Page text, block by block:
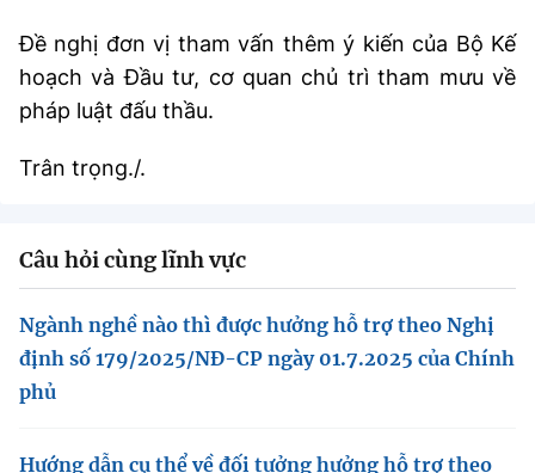
Chọn ngôn ngữ
Vietnamese
MINISTRY OF SCIENCE AND TECHNOLOGY
Cơ quan chủ quản: Bộ Khoa học và Công nghệ (MST)
Liên hệ
Đề nghị đơn vị tham vấn thêm ý kiến của Bộ Kế
hoạch và Đầu tư, cơ quan chủ trì tham mưu về
pháp luật đấu thầu.
Trân trọng./.
Câu hỏi cùng lĩnh vực
Ngành nghề nào thì được hưởng hỗ trợ theo Nghị
định số 179/2025/NĐ-CP ngày 01.7.2025 của Chính
phủ
Hướng dẫn cụ thể về đối tưởng hưởng hỗ trợ theo